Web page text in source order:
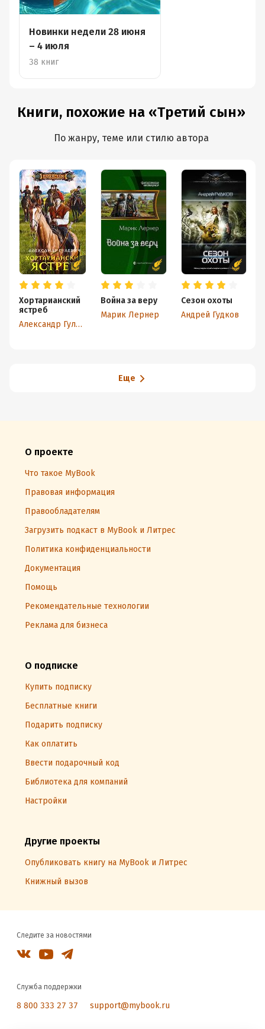
Новинки недели 28 июня
– 4 июля
38 книг
Книги, похожие на «Третий сын»
По жанру, теме или стилю автора
Хортарианский
ястреб
Александр Гулевич
Война за веру
Марик Лернер
Сезон охоты
Андрей Гудков
Еще
О проекте
Что такое MyBook
Правовая информация
Правообладателям
Загрузить подкаст в MyBook и Литрес
Политика конфиденциальности
Документация
Помощь
Рекомендательные технологии
Реклама для бизнеса
О подписке
Купить подписку
Бесплатные книги
Подарить подписку
Как оплатить
Ввести подарочный код
Библиотека для компаний
Настройки
Другие проекты
Опубликовать книгу на MyBook и Литрес
Книжный вызов
Следите за новостями
Служба поддержки
8 800 333 27 37 support@mybook.ru